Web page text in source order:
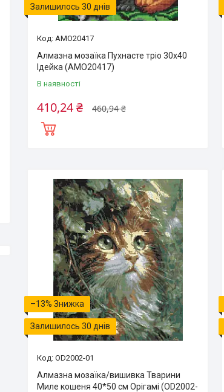
Залишилось 30 днів
AMO20417
Алмазна мозаїка Пуxнасте тріо 30х40
Ідейка (AMO20417)
В наявності
460,94 ₴
410,24 ₴
–13%
Залишилось 30 днів
OD2002-01
Алмазна мозаїка/вишивка Тварини
Миле кошеня 40*50 см Орігамі (OD2002-